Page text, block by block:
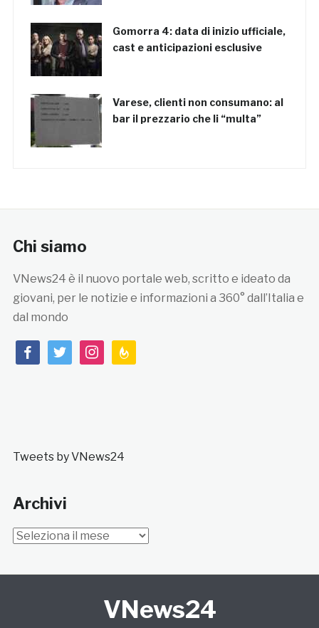
Gomorra 4: data di inizio ufficiale,
cast e anticipazioni esclusive
Varese, clienti non consumano: al
bar il prezzario che li “multa”
Chi siamo
VNews24 è il nuovo portale web, scritto e ideato da
giovani, per le notizie e informazioni a 360° dall’Italia e
dal mondo
facebooktwitterinstagramfeedburner
Tweets by VNews24
Archivi
Archivi
VNews24